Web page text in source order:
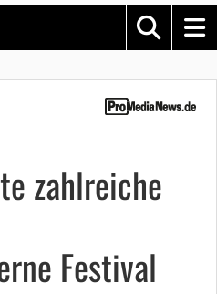
zahlreiche
Festival